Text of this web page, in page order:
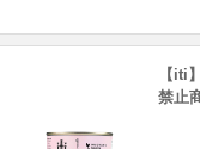
【iti
禁止